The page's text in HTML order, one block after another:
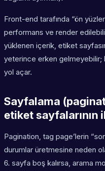
Front-end tarafında “ön
performans ve render
yüklenen içerik, etiket
yeterince erken gelmeyebilir;
yol açar.
Sayfalama
etiket sayfalarının
Pagination, tag page’lerin
durumlar üretmesine neden
6. sayfa boş kalırsa, arama